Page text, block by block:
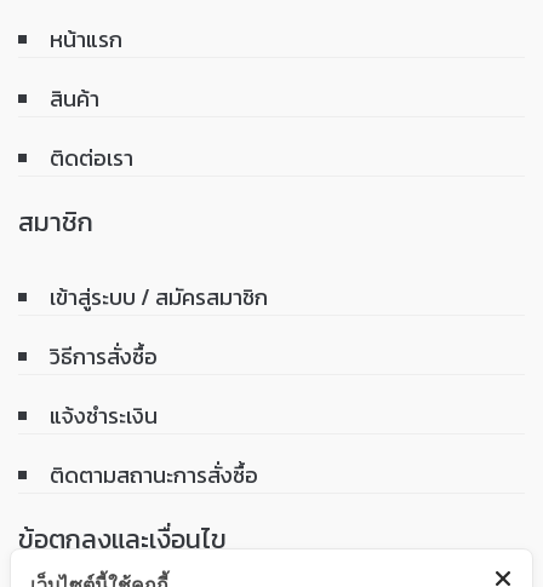
หน้าแรก
สินค้า
ติดต่อเรา
สมาชิก
เข้าสู่ระบบ / สมัครสมาชิก
วิธีการสั่งซื้อ
แจ้งชำระเงิน
ติดตามสถานะการสั่งซื้อ
ข้อตกลงและเงื่อนไข